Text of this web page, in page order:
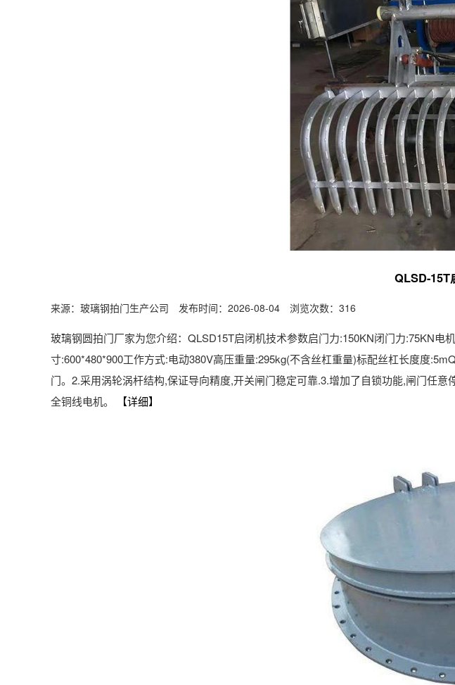
QLSD-15T
来源：玻璃钢拍门生产公司 发布时间：2026-08-04 浏览次数：316
玻璃钢圆拍门厂家为您介绍：QLSD15T启闭机技术参数启门力:150KN闭门力:75KN
寸:600*480*900工作方式:电动380V高压重量:295kg(不含丝杠重量)标配丝杠长度度
门。2.采用涡轮涡杆结构,保证导向精度,开关闸门稳定可靠.3.增加了自锁功能,闸门任
全铜线电机。
【详细】